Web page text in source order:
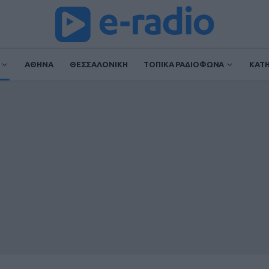
ΑΘΗΝΑ ΘΕΣΣΑΛΟΝΙΚΗ ΤΟΠΙΚΑ ΡΑΔΙΟΦΩΝΑ